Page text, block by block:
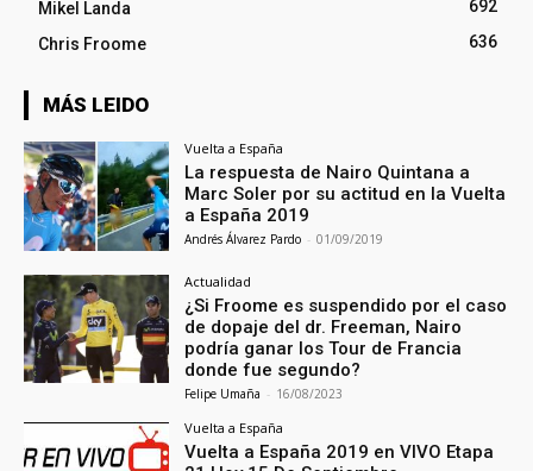
Mikel Landa
692
Chris Froome
636
MÁS LEIDO
Vuelta a España
La respuesta de Nairo Quintana a
Marc Soler por su actitud en la Vuelta
a España 2019
Andrés Álvarez Pardo - 01/09/2019
Actualidad
¿Si Froome es suspendido por el caso
de dopaje del dr. Freeman, Nairo
podría ganar los Tour de Francia
donde fue segundo?
Felipe Umaña - 16/08/2023
Vuelta a España
Vuelta a España 2019 en VIVO Etapa